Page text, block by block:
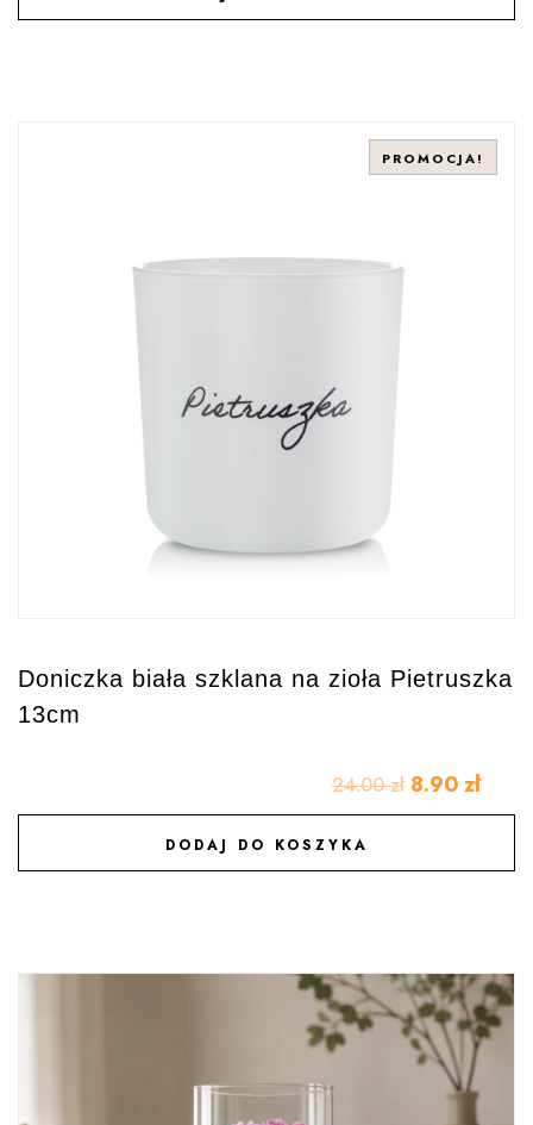
PROMOCJA!
Doniczka biała szklana na zioła Pietruszka
13cm
24.00zł 8.90 zł
DODAJ DO KOSZYKA
DODAJ DO ULUBIONYCH